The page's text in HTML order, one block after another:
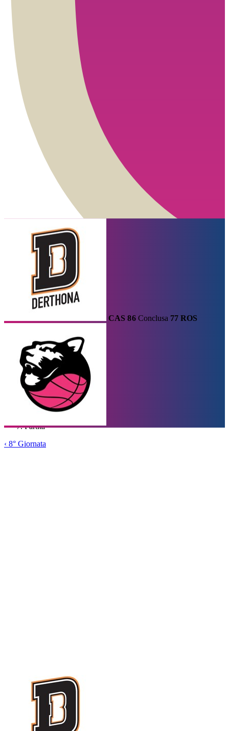
CalendarioRisultati e Classifica
MiglioriTabelloneFormula
Home
/
Serie A1
8° Giornata
Partita
‹ 8° Giornata
CAS 86 Conclusa 77 ROS